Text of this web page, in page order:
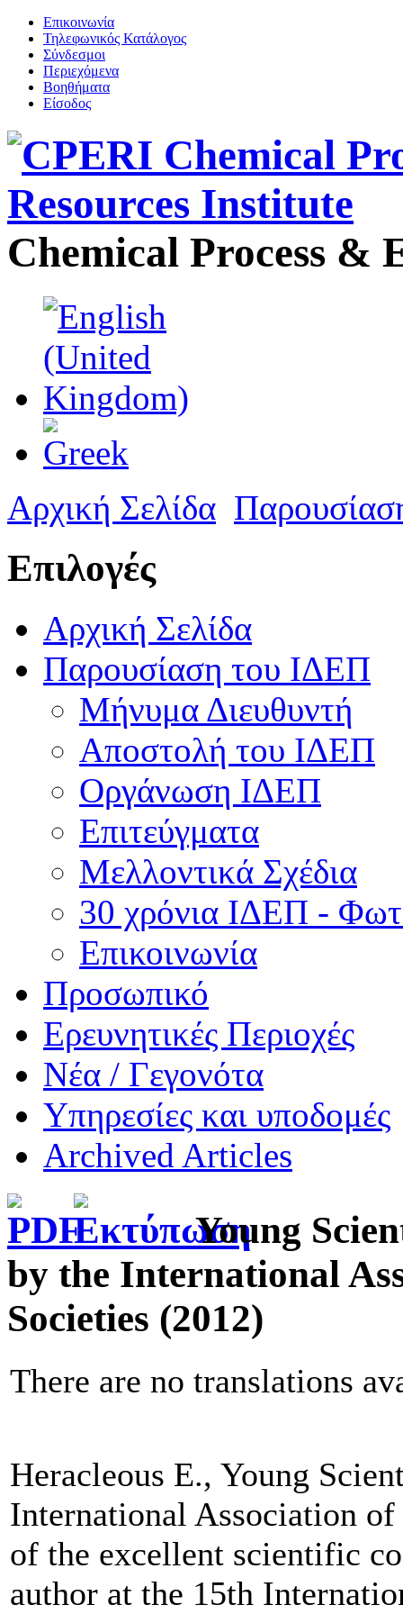
Επικοινωνία
Τηλεφωνικός Κατάλογος
Σύνδεσμοι
Περιεχόμενα
Βοηθήματα
Είσοδος
Chemical Process &
Αρχική Σελίδα
Επιλογές
Αρχική Σελίδα
Παρουσίαση του ΙΔΕΠ
Μήνυμα Διευθυντή
Αποστολή του ΙΔΕΠ
Οργάνωση ΙΔΕΠ
Επιτεύγματα
Μελλοντικά Σχέδια
30 χρόνια ΙΔΕΠ -
Επικοινωνία
Προσωπικό
Ερευνητικές Περιοχές
Νέα / Γεγονότα
Υπηρεσίες και υποδομές
Archived Articles
Young
by the International
Societies (2012)
There are no translations
Heracleous E., Young
International Association
of the excellent scientific
author at the 15th